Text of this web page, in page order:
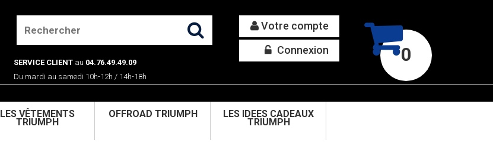
0
Votre compte
Connexion
SERVICE CLIENT au 04.76.49.49.09
Du mardi au samedi 10h-12h / 14h-18h
LES VÊTEMENTS
TRIUMPH
OFFROAD TRIUMPH LES IDEES CADEAUX
TRIUMPH